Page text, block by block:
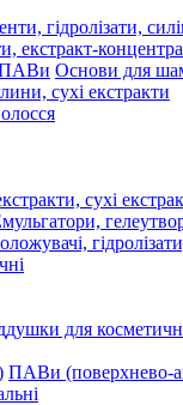
гідролізати,
Основи для
сухі екстракти
для
ПАВи (поверхнево-